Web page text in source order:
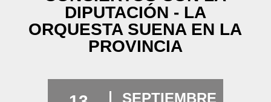
DIPUTACIÓN - LA
ORQUESTA SUENA EN LA
PROVINCIA
SEPTIEMBRE